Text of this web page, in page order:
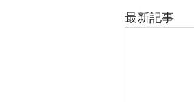
最新記事